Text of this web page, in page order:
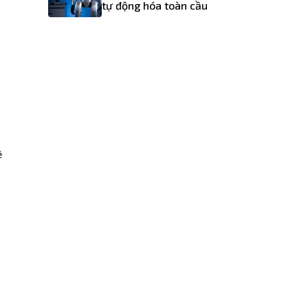
tự động hóa toàn cầu